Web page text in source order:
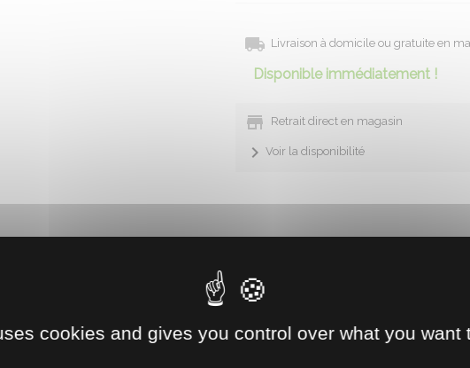
Livraison à domicile ou gratuite en
Disponible immédiatement !
Retrait direct en magasin
Voir la disponibilité
par 5. Convient aux séries SW, LD, DS, DK, ED, TDR et DSC50FM (ne convient
cookies and gives you control over what you want